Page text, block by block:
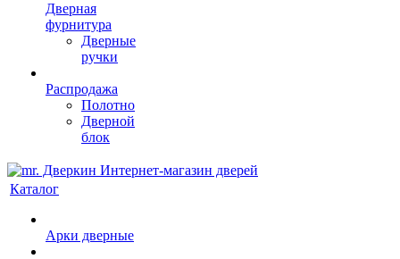
Дверная
фурнитура
Дверные
ручки
Распродажа
Полотно
Дверной
блок
Каталог
Арки дверные